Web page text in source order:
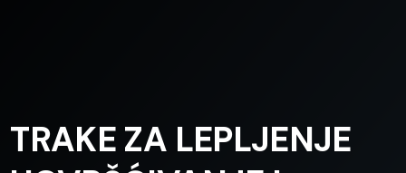
TRAKE ZA LEPLJENJE